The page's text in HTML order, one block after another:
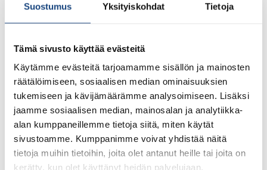
Suostumus Yksityiskohdat Tietoja
Tämä sivusto käyttää evästeitä
Käytämme evästeitä tarjoamamme sisällön ja mainosten
räätälöimiseen, sosiaalisen median ominaisuuksien
tukemiseen ja kävijämäärämme analysoimiseen. Lisäksi
jaamme sosiaalisen median, mainosalan ja analytiikka-
alan kumppaneillemme tietoja siitä, miten käytät
sivustoamme. Kumppanimme voivat yhdistää näitä
tietoja muihin tietoihin, joita olet antanut heille tai joita on
kerätty, kun olet käyttänyt heidän palvelujaan.
turnauksessa
Portugalin Grand Prixin viimeisenä kisapäivänä ainoa